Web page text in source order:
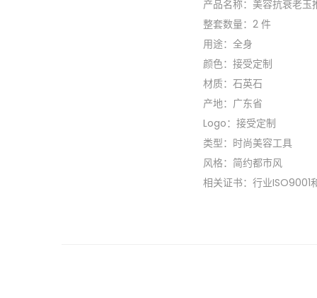
产品名称：美容抗衰老玉
整套数量：2 件
用途：全身
颜色：接受定制
材质：石英石
产地：广东省
Logo：接受定制
类型：时尚美容工具
风格：简约都市风
相关证书：行业ISO9001